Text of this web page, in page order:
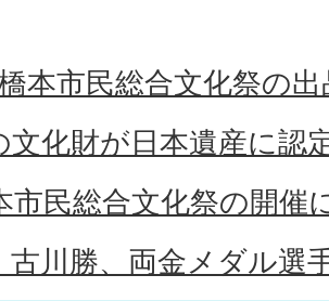
本市民総合文化祭の
文化財が日本遺産に認
市民総合文化祭の開催
古川勝、両金メダル選